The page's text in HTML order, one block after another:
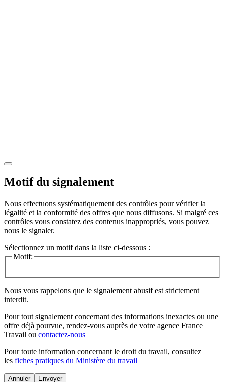
Motif du signalement
Nous effectuons systématiquement des contrôles pour vérifier la
légalité et la conformité des offres que nous diffusons. Si malgré ces
contrôles vous constatez des contenus inappropriés, vous pouvez
nous le signaler.
Sélectionnez un motif dans la liste ci-dessous :
Motif:
Nous vous rappelons que le signalement abusif est strictement
interdit.
Pour tout signalement concernant des informations inexactes ou une
offre déjà pourvue, rendez-vous auprès de votre agence France
Travail ou contactez-nous
Pour toute information concernant le droit du travail, consultez
les fiches pratiques du Ministère du travail
Annuler